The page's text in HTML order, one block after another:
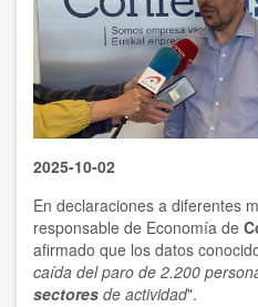
2025-10-02
En declaraciones a diferentes
responsable de Economía de
afirmado que los datos
caída del paro de 2.200
sectores de actividad".